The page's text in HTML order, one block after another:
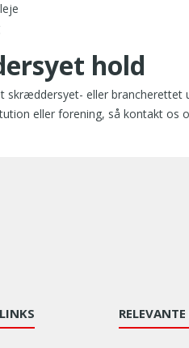
hold
skræddersyet- eller brancherettet
eller forening, så kontakt os